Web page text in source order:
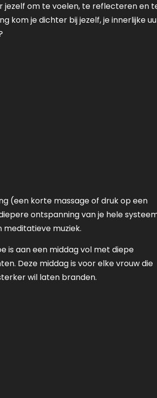
jezelf om te voelen, te reflecteren en
kom je dichter bij jezelf, je innerlijke
(een korte massage of druk op een
ontspanning van je hele
muziek.
is aan een middag vol met diepe
Deze middag is voor elke vrouw die
wil laten branden.